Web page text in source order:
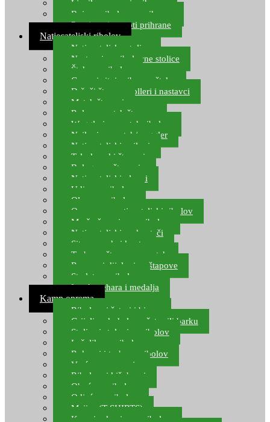
Ljepilo za crve i prihranu
Boje za ribolovnu prihranu
Provjereni recepti prihrane
Natjecateljski ribolov
Natjecateljske stolice
Nastavci za ribolovne stolice
Šteke za ribolov
Gume i sitni pribor za šteku
Držači štapova rolleri i nastavci
Match štapovi
Role za match štapove
Waggleri za match ribolov
Najloni za match/waggler
Natjecateljski najloni
Teleskopski štapovi
Bolognese štapovi
Natjecateljski plovci
Udice za ribolov
Olovo za ribolov
Oprema za natjecateljski ribolov
Mreže čuvarice za ribolov
Natjecateljski podmetači
Sito, posude i kante
Torbe za štapove – match
Rezervni dijelovi za štapove
Starlete za ribolov
Izrada pehara i medalja
Kamp oprema
Ribolovni šatori i bivvy
Grijalice, kuhala za šator ili barku
Stolice i stolovi za ribolov
Ležaljke za ribolov
Ruksaci i torbe za ribolov
Vreće za spavanje
Ribolovni kišobrani
Obuća za ribolov
Odjeća za ribolov
Majice (T-SHIRTS)
Kape i rukavice za ribolov